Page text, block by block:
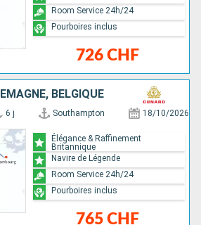
726 CHF
Room Service 24h/24
Pourboires inclus
BELGIQUE
6 j Southampton 18/10/2026
765 CHF
Élégance & Raffinement
Britannique
Navire de Légende
Room Service 24h/24
Pourboires inclus